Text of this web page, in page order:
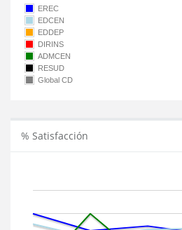
EREC
EDCEN
EDDEP
DIRINS
ADMCEN
RESUD
Global CD
% Satisfacción